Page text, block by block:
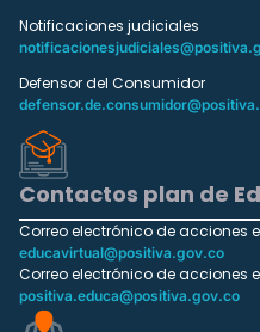
Notificaciones judiciales
Defensor del Consumidor
Contactos plan de
Correo electrónico de acciones
educavirtual@positiva.gov.co
Correo electrónico de acciones
positiva.educa@positiva.gov.co